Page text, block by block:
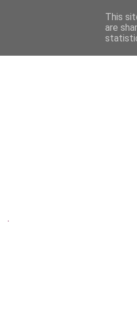
.
This
are